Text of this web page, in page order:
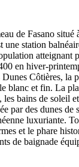
de Fasano situé
station
atteignant
en hiver-
Côtières, la
blanc et fin. La
les bains de soleil
par des dunes de
luxuriante.
et le phare
de baignade